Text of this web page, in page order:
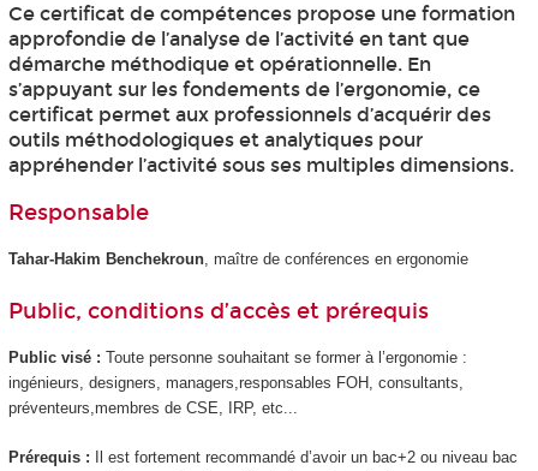
Ce certificat de compétences propose une formation
approfondie de l’analyse de l’activité en tant que
démarche méthodique et opérationnelle. En
s’appuyant sur les fondements de l’ergonomie, ce
certificat permet aux professionnels d’acquérir des
outils méthodologiques et analytiques pour
appréhender l’activité sous ses multiples dimensions.
Responsable
Tahar-Hakim Benchekroun, maître de conférences en ergonomie
Public, conditions d’accès et prérequis
Public visé : Toute personne souhaitant se former à l’ergonomie :
ingénieurs, designers, managers,responsables FOH, consultants,
préventeurs,membres de CSE, IRP, etc...
Prérequis : Il est fortement recommandé d’avoir un bac+2 ou niveau bac